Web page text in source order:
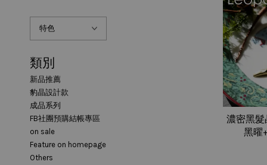
類別
新品推薦
豹晶設計款
成品系列
FB社團預購結帳專區
on sale
Feature on homepage
Others
濃密黑
黑曜